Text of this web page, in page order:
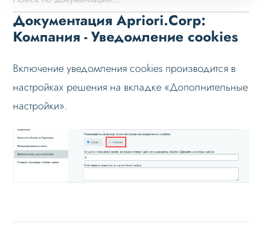
Возможности
Примеры страниц
Данные
Дизайн
Оформление контента
Слайдер
Мультирегиональность
Документация Apriori.Corp:
Компания - Уведомление cookies
Включение уведомления cookies производится в
настройках решения на вкладке «Дополнительные
настройки».